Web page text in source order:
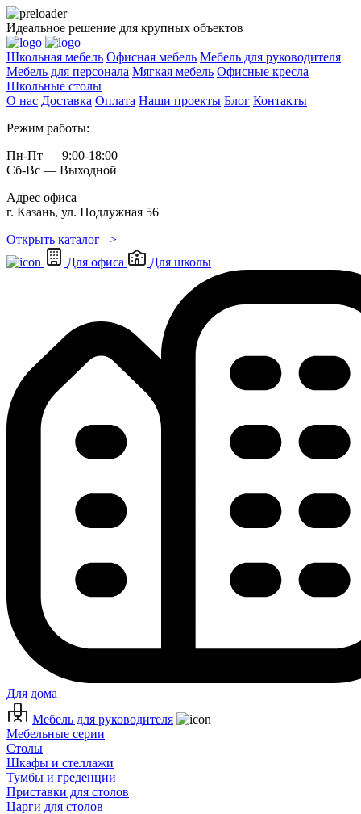
Идеальное решение для крупных объектов
Школьная мебель Офисная мебель Мебель для руководителя
Мебель для персонала Мягкая мебель Офисные кресла
Школьные cтолы
О нас Доставка Оплата Наши проекты Блог Контакты
Режим работы:
Пн-Пт — 9:00-18:00
Сб-Вс — Выходной
Адрес офиса
г. Казань, ул. Подлужная 56
Открыть каталог >
Для офиса
Для школы
Для дома
Мебель для руководителя
Мебельные серии
Столы
Шкафы и стеллажи
Тумбы и греденции
Приставки для столов
Царги для столов